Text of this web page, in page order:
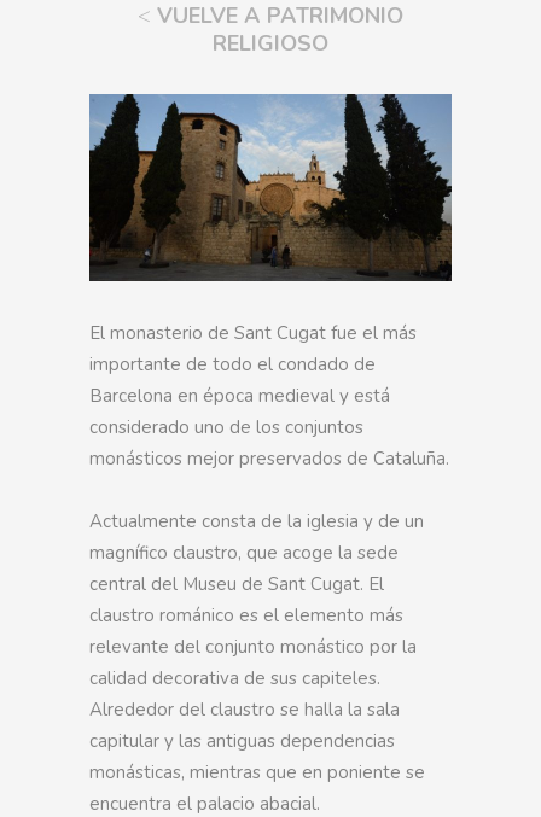
< VUELVE A PATRIMONIO
RELIGIOSO
El monasterio de Sant Cugat fue el más
importante de todo el condado de
Barcelona en época medieval y está
considerado uno de los conjuntos
monásticos mejor preservados de Cataluña.
Actualmente consta de la iglesia y de un
magnífico claustro, que acoge la sede
central del Museu de Sant Cugat. El
claustro románico es el elemento más
relevante del conjunto monástico por la
calidad decorativa de sus capiteles.
Alrededor del claustro se halla la sala
capitular y las antiguas dependencias
monásticas, mientras que en poniente se
encuentra el palacio abacial.